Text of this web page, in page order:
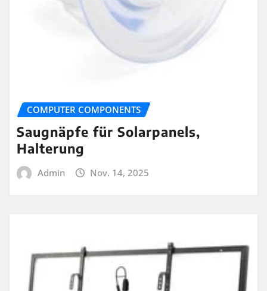
COMPUTER COMPONENTS
Saugnäpfe für Solarpanels,
Halterung
Admin Nov. 14, 2025